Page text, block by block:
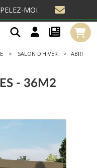
MOI
SALON D'HIVER
ABRI
- 36M2